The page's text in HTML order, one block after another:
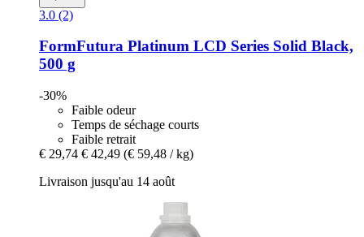
3.0 (2)
FormFutura Platinum LCD Series Solid Black,
500 g
-30%
Faible odeur
Temps de séchage courts
Faible retrait
€ 29,74 € 42,49 (€ 59,48 / kg)
Livraison jusqu'au 14 août